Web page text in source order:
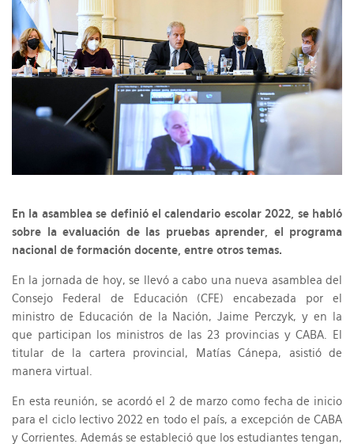
En la asamblea se definió el calendario escolar 2022, se habló
sobre la evaluación de las pruebas aprender, el programa
nacional de formación docente, entre otros temas.
En la jornada de hoy, se llevó a cabo una nueva asamblea del
Consejo Federal de Educación (CFE) encabezada por el
ministro de Educación de la Nación, Jaime Perczyk, y en la
que participan los ministros de las 23 provincias y CABA. El
titular de la cartera provincial, Matías Cánepa, asistió de
manera virtual.
En esta reunión, se acordó el 2 de marzo como fecha de inicio
para el ciclo lectivo 2022 en todo el país, a excepción de CABA
y Corrientes. Además se estableció que los estudiantes tengan,